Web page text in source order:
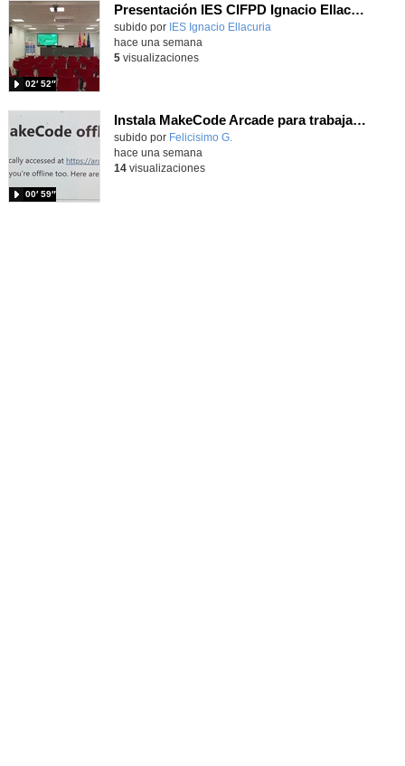
Presentación IES CIFPD Ignacio Ellacuría
Contenido educativo.
subido por IES Ignacio Ellacuria
02′ 52″
hace una semana
5visualizaciones
Instala MakeCode Arcade para trabajar offline en tu tablet, ordenador, Chromebook
Contenido educativo.
subido por Felicisimo G.
00′ 59″
hace una semana
14visualizaciones